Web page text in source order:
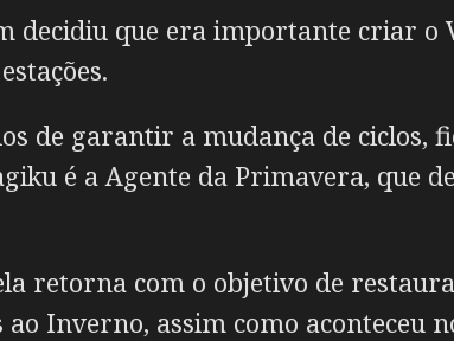
decidiu que era importante criar o
de garantir a mudança de ciclos,
é a Agente da Primavera, que
retorna com o objetivo de
Inverno, assim como aconteceu